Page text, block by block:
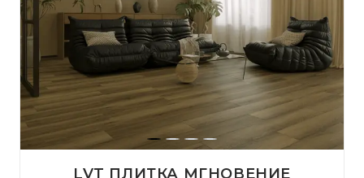
LVT ПЛИТКА МГНОВЕНИЕ